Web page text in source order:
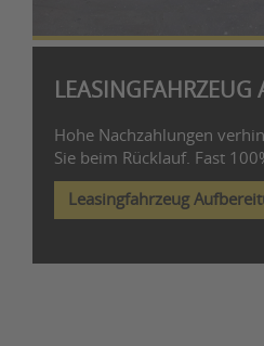
LEASINGFAHRZEUG
Hohe Nachzahlungen
Sie beim Rücklauf. Fast
Leasingfahrzeug